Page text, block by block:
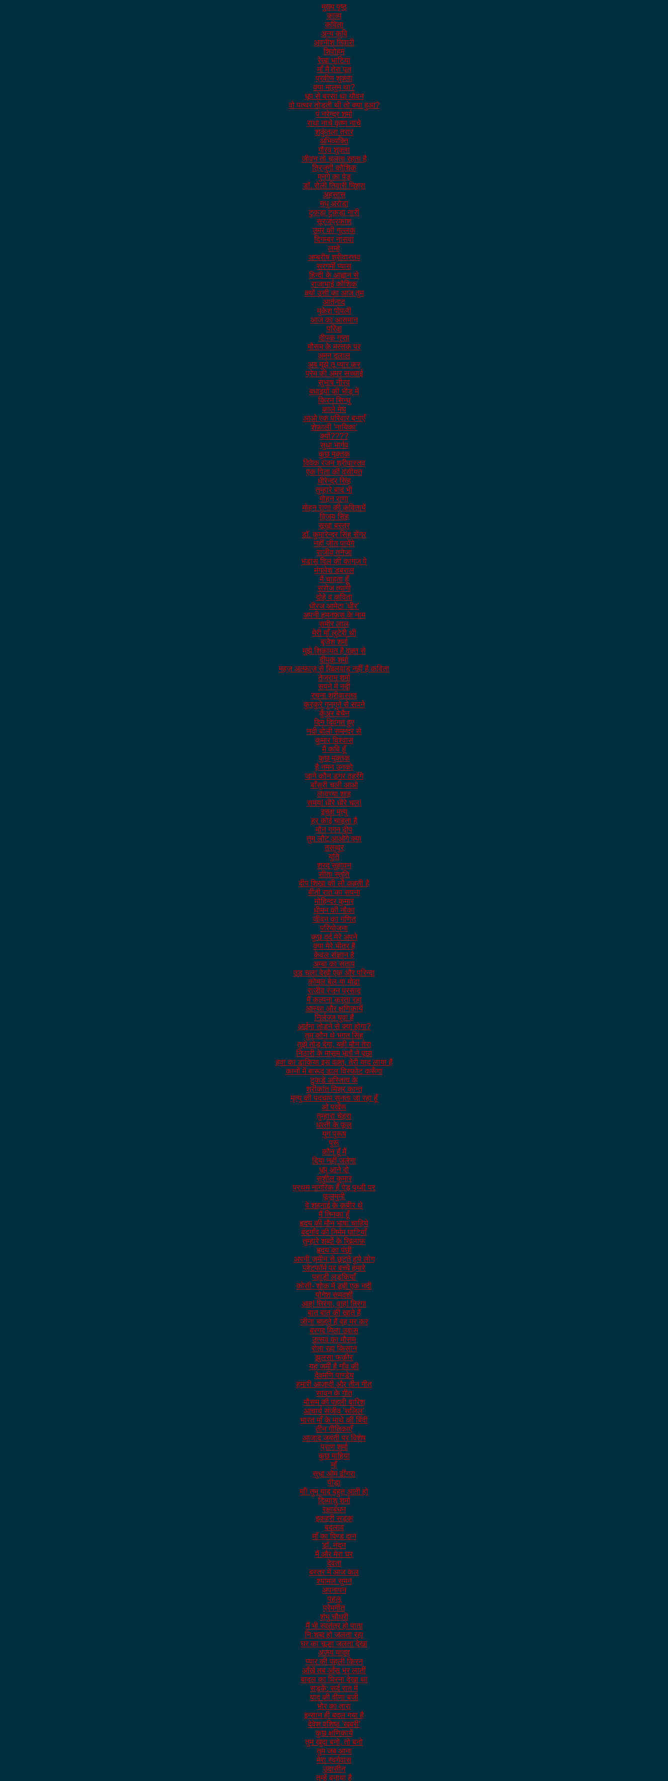
मुख्य पृष्ठ
काव्य
कविता
अन्य कवि
अवनीश तिवारी
शिवोहम
रेखा भाटिया
माँ मैं तेरा पूत
प्रवीण शुक्ला
क्या मालुम था?
धूप से बरसा था यौवन
वो पत्थर तोड़ती थी तो क्या हुआ?
पं नरेन्द्र शर्मा
राधा नाचे कृष्ण नाचे
शकुंतला तरार
अभिव्यक्ति
गौरव शुक्ला
जीवन तो चलता रहता है
त्रिजुगी कौशिक
मुनगे का पेड़
डॉ. रोली तिवारी मिश्रा
अहसास
मधु अरोड़ा
टुकड़ा टुकड़ा नारी
सूरजप्रकाश
उम्र की गुल्लक
दिगम्बर नासवा
लम्हे
अम्बरीष श्रीवास्तव
सरगमीं प्यास
हिन्दी के आह्वान से
राजाभाई कौशिक
क्यों उसी का आज तुम
आर्तनाद
मुकेश पोपली
आज का आसमान
परिंदा
दीपक गुप्ता
मौसम के मस्तक पर
अमन दलाल
अब मुझे तू प्यार कर
प्रेम की अमर सच्चाई
सुभाष नीरव
बधाइयों की भीड़ में
किरन सिन्धु
काले मेघ
आओ एक परिवार बनाएँ
शेफ़ाली 'नायिका'
क्यों????
सुधा भार्गव
कुछ मुक्तक
विवेक रंजन श्रीवास्तव
एक पिता की वसीयत
धीरेन्द्र सिंह
तुम्हारे बाद भी
मोहन राणा
मोहन राणा की कवितायें
विजय सिंह
सूखा बस्तर
डॉ. कुमारेन्द्र सिंह सेंगर
नहीं जीत पायेंगे
राजीव तनेजा
भडास दिल की कागज़ पे
मंगलेश डबराल
मैं चाहता हूँ
सरोज त्यागी
दोहे व कविता
धीरज आमेटा 'धीर'
अपनी हमनफ़स के नाम
समीर लाल
मेरी माँ लुटेरी थी
बृजेश शर्मा
मुझे शिकायत है वक़्त से
दीपक शर्मा
महज़ अल्फ़ाज़ से खिलवाड़ नहीं है कविता
तेजराम शर्मा
सपने में नदी
रचना श्रीवास्तव
कुरकुरे गुनगुने से सपने
कुँअर बेचैन
दिन दिवंगत हुए
नदी बोली समन्दर से
कुमार विश्वास
मैं कवि हूँ
कुछ मुक्तक
है नमन उनको
जाने कौन डगर ठहरेंगे
बाँसुरी चली आओ
लावण्या शाह
समय! धीरे धीरे चल!
इच्छा मृत्यु
हर कोई चाहता है
मौन गगन दीप
तुम लौट आओगे क्या
तसव्वुर
युति
शरद सुहावन
सीता स्तुति
दीप शिखा की लौ कहती है
बीती रात का सपना
मोहिन्दर कुमार
धीमन की नौका
जीवन का गणित
परियोजना
कुछ दर्द मेरे अपने
क्या मेरे भीतर है
केवल संज्ञान है
अम्बा का संताप
उड चला देखो एक और परिन्दा
कोमल बेल या मोढा
राजीव रंजन प्रसाद
मैं कल्पना करता रहा
आस्था और क्षणिकायें
निर्लज्ज युवा हैं
आईना तोडने से क्या होगा?
तुम कौन थे भगत सिंह
तुझे तोड़ देगा, यही मौन तेरा
निठारी के मासूम भूतों ने पूछा
हवा का डाकिया इस वक़्त, तेरी याद लाया है
कानों में बारूद डाल विस्फोट करूँगा
टुकडे अस्तित्व के
श्रीकांत मिश्र कान्त
मृत्यु की पदचाप सुनता जा रहा हूँ
ओ पखेरू
तुम्हारा चेहरा
धरती के फूल
युग पुरूष
पुरू
कौन हूँ मैं
दिया नहीं जलेगा
धूप आने दो
सुशील कुमार
प्रथम नागरिक हैं पेड़ पृथ्वी पर
फूलमुनी
वे शहनाई के कबीर थे
मैं तिनका हूँ
हृदय की मौन भाषा चाहिये
बंदगाँव की निर्मम घाटियाँ
तुम्हारे शब्दों के खिलाफ़
हृदय का पंछी
अपनी ज़मीन से छूटते हुये लोग
प्लेटफॉर्म पर बच्चे हमारे
पहाड़ी लड़कियाँ
कोसी- शोक में डूबी एक नदी
योगेश समदर्शी
आह्! तिरंगा, वाह! तिरंगा
बात बात की खाते हैं
जीना चाहते हैं वह मर कर
बरगद मिला उदास
उत्सव का मौसम
रोता रहा किसान
झुलसा फकीर
यह जमीं है गाँव की
देवमणि पाण्डेय
हमारी आज़ादी और तीन गीत
सावन के गीत
मौसम की पहली बारिश
आचार्य संजीव 'सलिल'
भारत माँ के माथे की बिंदी
तीन गीतिकाएँ
आजाद जयंती पर विशेष
प्राण शर्मा
कुछ माहिया
माँ
सुधा ओम ढींगरा
पीड़ा
माँ! तुम याद बहुत आती हो
दिव्यांशु शर्मा
रक्षाबंधन
इकहरी सड़क
बदलाव
माँ का पिण्ड दान
डॉ. नंदन
मैं और मेरा घर
देवता
बस्तर में आज कल
श्यामल सुमन
अपनापन
पहलू
प्रेमगीत
शंभु चौधरी
मैं भी स्वतंत्र हो पाता
निःशब्द हो जलता रहा
घर का चूल्हा जलता देखा
अजय यादव
प्यार की पहली किरन
आँखें तब आँसू भर लातीं
बादल का घिरना देखा था
सड़कें: सर्द रात में
याद की वीणा बजी
भोर का तारा
इन्सान ही बदल गया है
देवेश वशिष्ठ 'खबरी'
कुछ क्षणिकायें
तुम खुदा बनो, तो बनो
तुम जब आना
मेरा स्वर्गवास
उदासीन
तुम्हें बनाया है